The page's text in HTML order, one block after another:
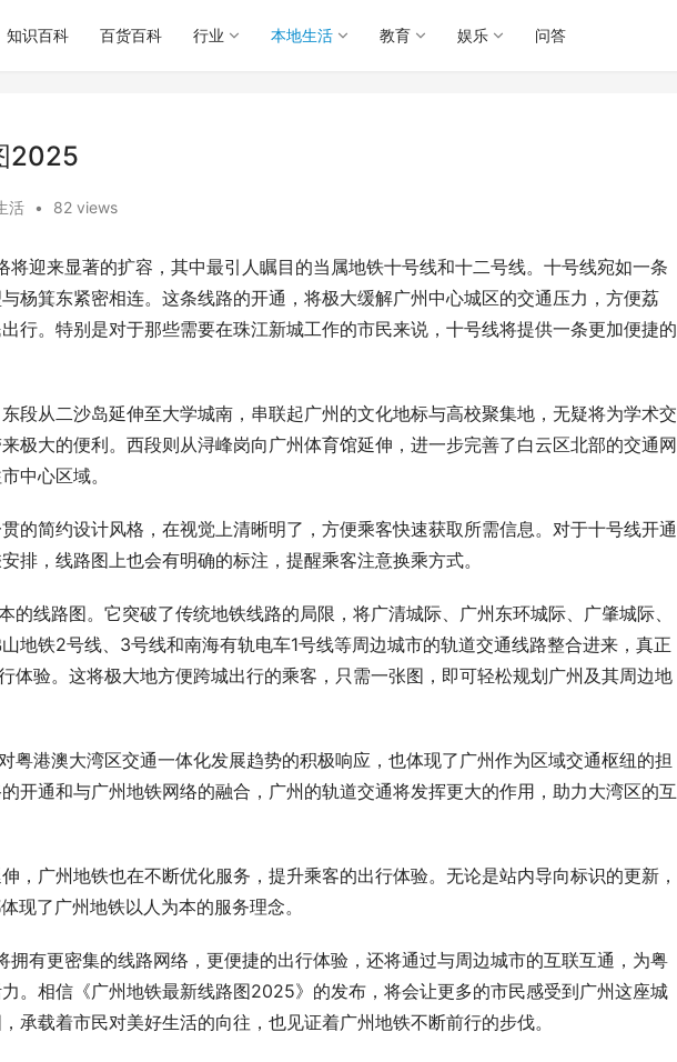
知识百科 百货百科 行业 本地生活 教育 娱乐 问答
2025
活 • 82 views
迎来显著的扩容，其中最引人瞩目的当属地铁十号线和十二号线。十号线宛如一条
杨箕东紧密相连。这条线路的开通，将极大缓解广州中心城区的交通压力，方便荔
行。特别是对于那些需要在珠江新城工作的市民来说，十号线将提供一条更加便捷的
段从二沙岛延伸至大学城南，串联起广州的文化地标与高校聚集地，无疑将为学术交
极大的便利。西段则从浔峰岗向广州体育馆延伸，进一步完善了白云区北部的交通网
中心区域。
的简约设计风格，在视觉上清晰明了，方便乘客快速获取所需信息。对于十号线开通
排，线路图上也会有明确的标注，提醒乘客注意换乘方式。
的线路图。它突破了传统地铁线路的局限，将广清城际、广州东环城际、广肇城际、
地铁2号线、3号线和南海有轨电车1号线等周边城市的轨道交通线路整合进来，真正
体验。这将极大地方便跨城出行的乘客，只需一张图，即可轻松规划广州及其周边地
粤港澳大湾区交通一体化发展趋势的积极响应，也体现了广州作为区域交通枢纽的担
开通和与广州地铁网络的融合，广州的轨道交通将发挥更大的作用，助力大湾区的互
，广州地铁也在不断优化服务，提升乘客的出行体验。无论是站内导向标识的更新，
现了广州地铁以人为本的服务理念。
有更密集的线路网络，更便捷的出行体验，还将通过与周边城市的互联互通，为粤
。相信《广州地铁最新线路图2025》的发布，将会让更多的市民感受到广州这座城
承载着市民对美好生活的向往，也见证着广州地铁不断前行的步伐。